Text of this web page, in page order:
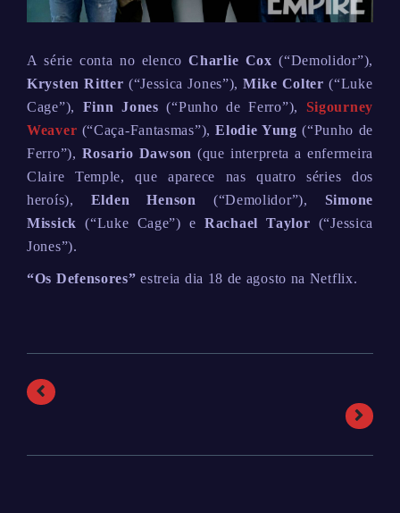
A série conta no elenco Charlie Cox (“Demolidor”),
Krysten Ritter (“Jessica Jones”),Mike Colter (“Luke
Cage”), Finn Jones (“Punho de Ferro”), Sigourney
Weaver (“Caça-Fantasmas”),Elodie Yung (“Punho de
Ferro”), Rosario Dawson (que interpreta a enfermeira
Claire Temple, que aparece nas quatro séries dos
heroís), Elden Henson (“Demolidor”), Simone
Missick (“Luke Cage”) eRachael Taylor (“Jessica
Jones”).
“Os Defensores” estreia dia 18 de agosto na Netflix.